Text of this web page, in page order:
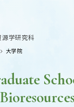
学研究科
大学院